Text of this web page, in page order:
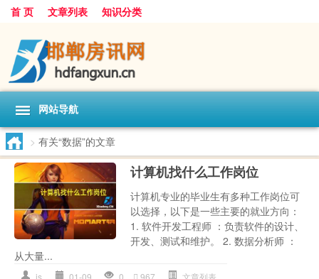
首 页 文章列表 知识分类
网站导航
> 有关“数据”的文章
计算机找什么工作岗位
计算机专业的毕业生有多种工作岗位可
以选择，以下是一些主要的就业方向：
1. 软件开发工程师 ：负责软件的设计、
开发、测试和维护。 2. 数据分析师 ：
从大量...